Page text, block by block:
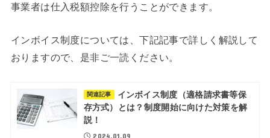
事業者は仕入税額控除を行うことができます。
インボイス制度については、下記記事で詳しく解説して
おりますので、是非ご一読ください。
関連記事
インボイス制度（適格請求書等保
存方式）とは？制度開始に向けた対策を解
説！
2024.01.09